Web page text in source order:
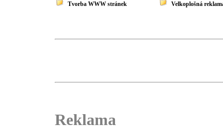
Tvorba WWW stránek Velkoplošná
Reklama